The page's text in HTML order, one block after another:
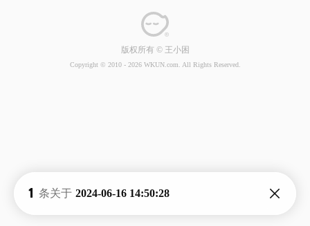
1 条关于 2024-06-16 14:50:28
版权所有 © 王小困
Copyright © 2010 - 2026 WKUN.com. All Rights Reserved.